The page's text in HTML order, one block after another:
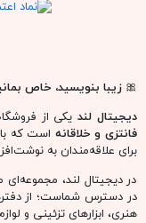
🎀زیبا بنویسید، خاص
دیجیتال لند یکی از
فانتزی و خلاقانه است که
برای علاقه‌مندان به
در دیجیتال لند،
در دسترس شماست؛ از
هنری، ابزارهای تزئینی و